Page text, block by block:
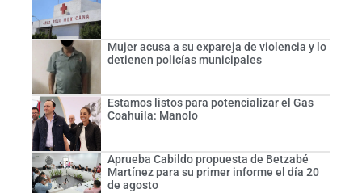
Mujer acusa a su expareja de violencia y lo
detienen policías municipales
Estamos listos para potencializar el Gas
Coahuila: Manolo
Aprueba Cabildo propuesta de Betzabé
Martínez para su primer informe el día 20
de agosto